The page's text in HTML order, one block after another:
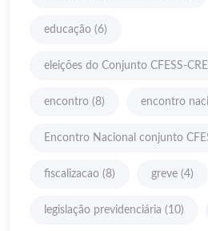
educação (6)
eleições do Conjunto CFESS-
encontro (8) encontro
Encontro Nacional conjunto
fiscalizacao (8) greve (4)
legislação previdenciária (10)